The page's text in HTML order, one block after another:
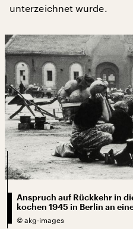
unterzeichnet wurde.
Anspruch auf Rückkehr in
kochen 1945 in Berlin an
© akg-images